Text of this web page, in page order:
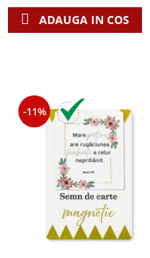
ADAUGA IN COS
-11%